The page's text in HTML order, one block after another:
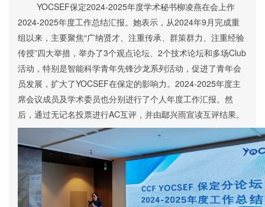
YOCSEF保定2024-2025年度学术秘书柳凌燕在会上作
2024-2025年度工作总结汇报。她表示，从2024年9月 完成重
组以来，主要聚焦“广纳贤才、注重传承、群策群力、注重经验
传授”四大举措，举办了3个观点论坛、2个技术论坛和多场Club
活动，特别是智能科学青年先锋沙龙系列活动，促进了青年会
员发展，扩大了YOCSEF在保定的影响力。2024-2025年度主
席会议成员及学术委员也分别进行了个人年度工作汇报。然
后， 通过无记名投票进行AC互评，并由鄢兴雨宣读互评结果。